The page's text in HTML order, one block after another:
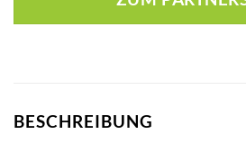
BESCHREIBUNG